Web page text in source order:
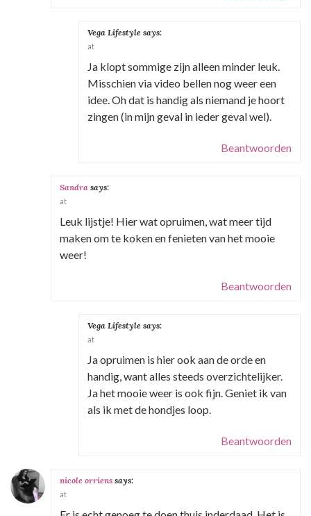
Vega Lifestyle says:
at
Ja klopt sommige zijn alleen minder leuk.
Misschien via video bellen nog weer een
idee. Oh dat is handig als niemand je hoort
zingen (in mijn geval in ieder geval wel).
Beantwoorden
Sandra says:
at
Leuk lijstje! Hier wat opruimen, wat meer tijd
maken om te koken en fenieten van het mooie
weer!
Beantwoorden
Vega Lifestyle says:
at
Ja opruimen is hier ook aan de orde en
handig, want alles steeds overzichtelijker.
Ja het mooie weer is ook fijn. Geniet ik van
als ik met de hondjes loop.
Beantwoorden
nicole orriens says:
at